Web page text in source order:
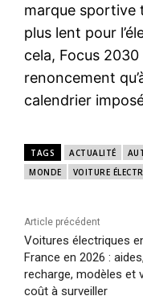
marque sportive
plus lent pour
cela, Focus
renoncement
calendrier
TAGS ACTUALITÉ
MONDE
VOITURE
Article précédent
Voitures électriques
France en 2026 : aides,
recharge, modèles et
coût à surveiller